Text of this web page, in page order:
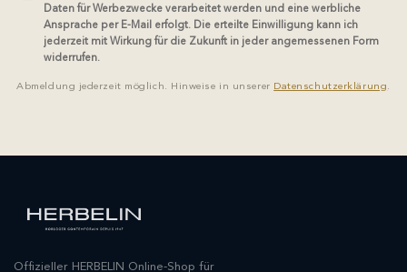
Daten für Werbezwecke verarbeitet werden und eine werbliche
Ansprache per E-Mail erfolgt. Die erteilte Einwilligung kann ich
jederzeit mit Wirkung für die Zukunft in jeder angemessenen Form
widerrufen.
Abmeldung jederzeit möglich. Hinweise in unserer Datenschutzerklärung.
Offizieller HERBELIN Online-Shop für